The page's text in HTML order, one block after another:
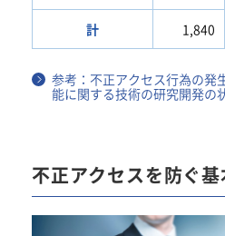
計 1,840
参考：不正アクセス行為の発
能に関する技術の研究開発の
不正アクセスを防ぐ